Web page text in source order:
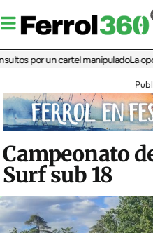
un cartel manipuladoLa
Campeonato
Surf sub 18